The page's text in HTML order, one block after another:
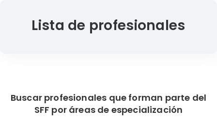
Lista de profesionales
Buscar profesionales que forman parte del
SFF por áreas de especialización